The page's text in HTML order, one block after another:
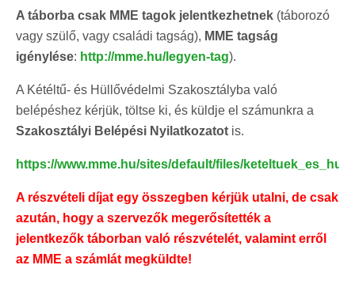
A táborba csak MME tagok jelentkezhetnek (táborozó
vagy szülő, vagy családi tagság), MME tagság
igénylése: http://mme.hu/legyen-tag).
A Kétéltű- és Hüllővédelmi Szakosztályba való
belépéshez kérjük, töltse ki, és küldje el számunkra a
Szakosztályi Belépési Nyilatkozatot is.
https://www.mme.hu/sites/default/files/
A részvételi díjat egy összegben kérjük utalni, de csak
azután, hogy a szervezők megerősítették a
jelentkezők táborban való részvételét, valamint erről
az MME a számlát megküldte!